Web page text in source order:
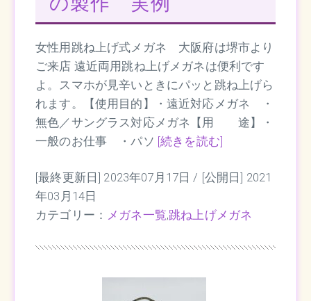
女性用跳ね上げ式メガネ 大阪府は堺市より
ご来店 遠近両用跳ね上げメガネは便利です
よ。スマホが見辛いときにパッと跳ね上げら
れます。【使用目的】・遠近対応メガネ ・
無色／サングラス対応メガネ【用 途】・
一般のお仕事 ・パソ [続きを読む]
[最終更新日] 2023年07月17日 / [公開日] 2021
年03月14日
カテゴリー： メガネ一覧,跳ね上げメガネ